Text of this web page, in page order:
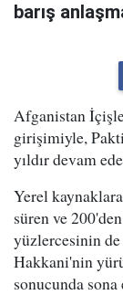
barış
Afganistan
girişimiyle,
yıldır devam
Yerel
süren ve
yüzlercesinin de
Hakkani'nin
sonucunda sona